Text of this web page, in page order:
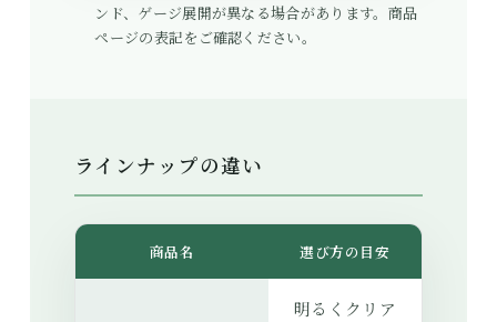
ンド、ゲージ展開が異なる場合があります。商品
ページの表記をご確認ください。
ラインナップの違い
商品名 選び方の目安
明るくクリア